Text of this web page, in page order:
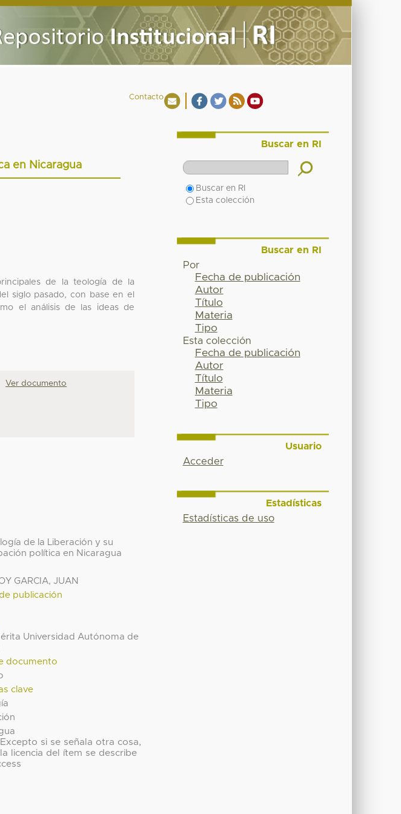
Contacto
en Nicaragua
de la teología de la
siglo pasado, con base en el
el análisis de las ideas de
Ver documento
de la Liberación y su
política en Nicaragua
GARCIA, JUAN
publicación
Universidad Autónoma de
documento
clave
Excepto si se señala otra cosa,
la licencia del ítem se describe
Buscar en RI
Buscar en RI
Esta colección
Buscar en RI
Por
Fecha de publicación
Autor
Título
Materia
Tipo
Esta colección
Fecha de publicación
Autor
Título
Materia
Tipo
Usuario
Acceder
Estadísticas
Estadísticas de uso